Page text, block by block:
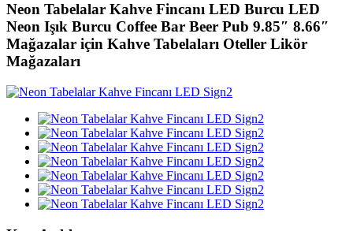
Neon Tabelalar Kahve Fincanı LED Burcu LED
Neon Işık Burcu Coffee Bar Beer Pub 9.85″ 8.66″
Mağazalar için Kahve Tabelaları Oteller Likör
Mağazaları